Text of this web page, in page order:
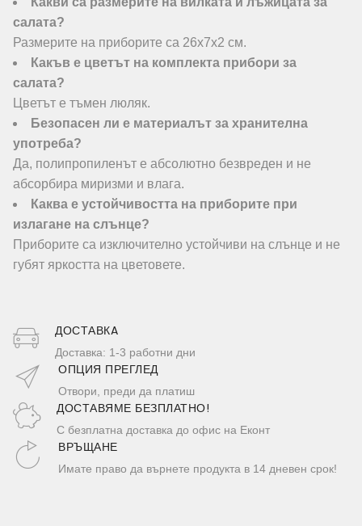
салата?
Размерите на приборите са 26х7х2 см.
Какъв е цветът на комплектa прибори за
салата?
Цветът е тъмен люляк.
Безопасен ли е материалът за хранителна
употреба?
Да, полипропиленът е абсолютно безвреден и не
абсорбира миризми и влага.
Каква е устойчивостта на приборите при
излагане на слънце?
Приборите са изключително устойчиви на слънце и не
губят яркостта на цветовете.
ДОСТАВКA
Доставка: 1-3 работни дни
ОПЦИЯ ПРЕГЛЕД
Отвори, преди да платиш
ДОСТАВЯМЕ БЕЗПЛАТНО!
С безплатна доставка до офис на Еконт
ВРЪЩАНЕ
Имате право да върнете продукта в 14 дневен срок!